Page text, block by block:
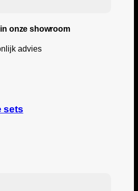
onze showroom
advies
sets